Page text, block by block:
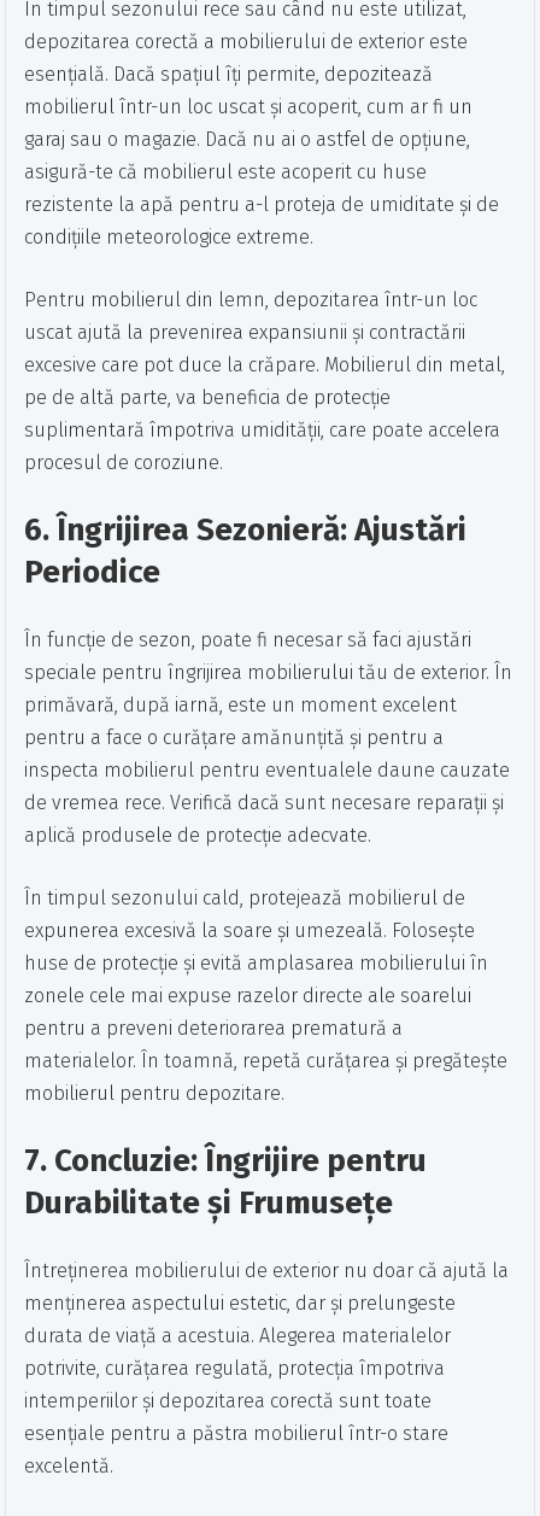
În timpul sezonului rece sau când nu este utilizat,
depozitarea corectă a mobilierului de exterior este
esențială. Dacă spațiul îți permite, depozitează
mobilierul într-un loc uscat și acoperit, cum ar fi un
garaj sau o magazie. Dacă nu ai o astfel de opțiune,
asigură-te că mobilierul este acoperit cu huse
rezistente la apă pentru a-l proteja de umiditate și de
condițiile meteorologice extreme.
Pentru mobilierul din lemn, depozitarea într-un loc
uscat ajută la prevenirea expansiunii și contractării
excesive care pot duce la crăpare. Mobilierul din metal,
pe de altă parte, va beneficia de protecție
suplimentară împotriva umidității, care poate accelera
procesul de coroziune.
6. Îngrijirea Sezonieră: Ajustări
Periodice
În funcție de sezon, poate fi necesar să faci ajustări
speciale pentru îngrijirea mobilierului tău de exterior. În
primăvară, după iarnă, este un moment excelent
pentru a face o curățare amănunțită și pentru a
inspecta mobilierul pentru eventualele daune cauzate
de vremea rece. Verifică dacă sunt necesare reparații și
aplică produsele de protecție adecvate.
În timpul sezonului cald, protejează mobilierul de
expunerea excesivă la soare și umezeală. Folosește
huse de protecție și evită amplasarea mobilierului în
zonele cele mai expuse razelor directe ale soarelui
pentru a preveni deteriorarea prematură a
materialelor. În toamnă, repetă curățarea și pregătește
mobilierul pentru depozitare.
7. Concluzie: Îngrijire pentru
Durabilitate și Frumusețe
Întreținerea mobilierului de exterior nu doar că ajută la
menținerea aspectului estetic, dar și prelungeste
durata de viață a acestuia. Alegerea materialelor
potrivite, curățarea regulată, protecția împotriva
intemperiilor și depozitarea corectă sunt toate
esențiale pentru a păstra mobilierul într-o stare
excelentă.